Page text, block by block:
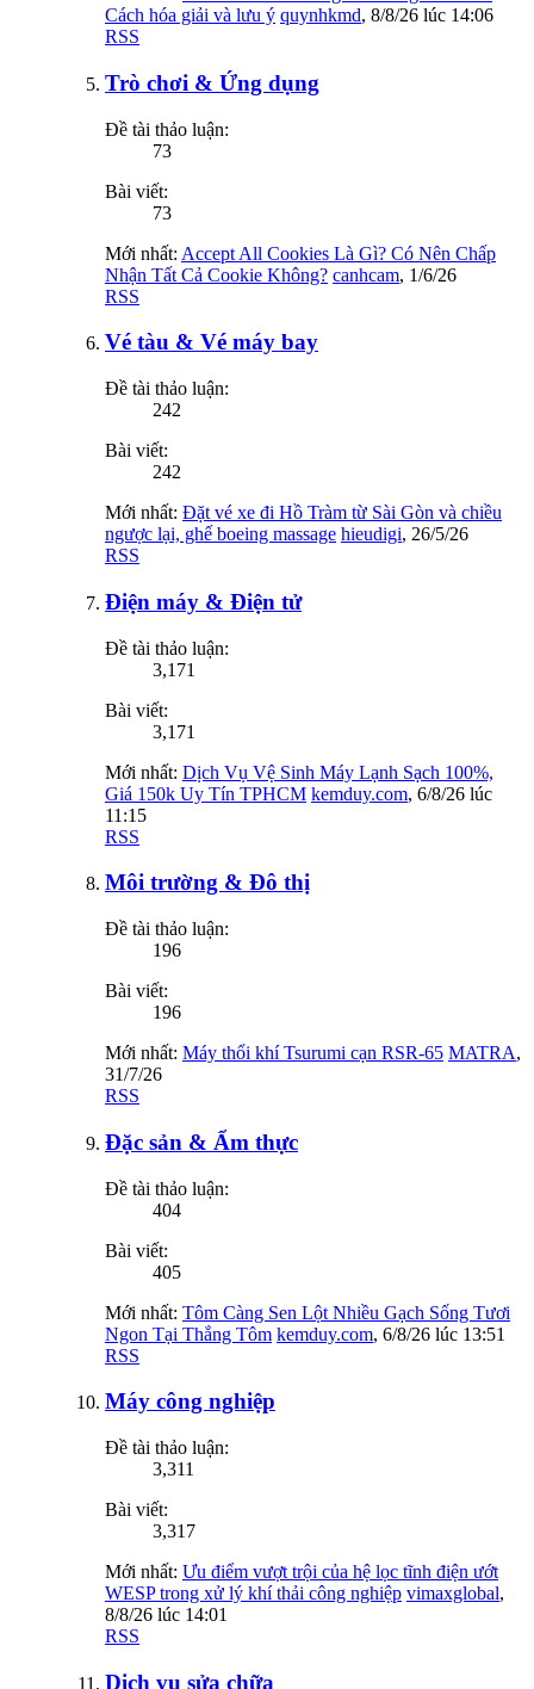
Cách hóa giải và lưu ý quynhkmd, 8/8/26 lúc 14:06
RSS
Trò chơi & Ứng dụng
Đề tài thảo luận:
73
Bài viết:
73
Mới nhất: Accept All Cookies Là Gì? Có Nên Chấp
Nhận Tất Cả Cookie Không? canhcam, 1/6/26
RSS
Vé tàu & Vé máy bay
Đề tài thảo luận:
242
Bài viết:
242
Mới nhất: Đặt vé xe đi Hồ Tràm từ Sài Gòn và chiều
ngược lại, ghế boeing massage hieudigi, 26/5/26
RSS
Điện máy & Điện tử
Đề tài thảo luận:
3,171
Bài viết:
3,171
Mới nhất: Dịch Vụ Vệ Sinh Máy Lạnh Sạch 100%,
Giá 150k Uy Tín TPHCM kemduy.com, 6/8/26 lúc
11:15
RSS
Môi trường & Đô thị
Đề tài thảo luận:
196
Bài viết:
196
Mới nhất: Máy thổi khí Tsurumi cạn RSR-65 MATRA,
31/7/26
RSS
Đặc sản & Ẩm thực
Đề tài thảo luận:
404
Bài viết:
405
Mới nhất: Tôm Càng Sen Lột Nhiều Gạch Sống Tươi
Ngon Tại Thắng Tôm kemduy.com, 6/8/26 lúc 13:51
RSS
Máy công nghiệp
Đề tài thảo luận:
3,311
Bài viết:
3,317
Mới nhất: Ưu điểm vượt trội của hệ lọc tĩnh điện ướt
WESP trong xử lý khí thải công nghiệp vimaxglobal,
8/8/26 lúc 14:01
RSS
Dịch vụ sửa chữa